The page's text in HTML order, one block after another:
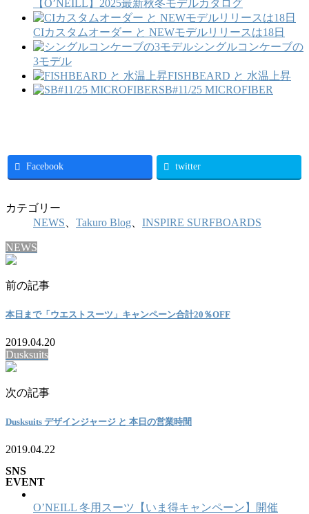
【O’NEILL】2025最新秋冬モデルカタログ
CIカスタムオーダー と NEWモデルリリースは18日
シングルコンケーブの
3モデル
FISHBEARD と 水温上昇
SB#11/25 MICROFIBER
Facebook twitter
カテゴリー
NEWS
Takuro Blog INSPIRE SURFBOARDS
NEWS
前の記事
本日まで「ウエストスーツ」キャンペーン合計20％OFF
2019.04.20
Dusksuits
次の記事
Dusksuits デザインジャージ と 本日の営業時間
2019.04.22
SNS
EVENT
O’NEILL 冬用スーツ【いま得キャンペーン】開催